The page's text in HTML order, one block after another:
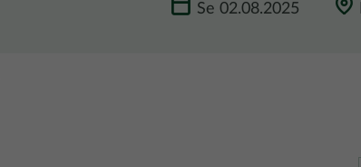
Se 02.08.2025